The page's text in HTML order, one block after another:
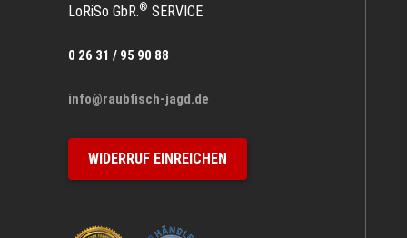
LoRiSo GbR.® SERVICE
0 26 31 / 95 90 88
info@raubfisch-jagd.de
WIDERRUF EINREICHEN